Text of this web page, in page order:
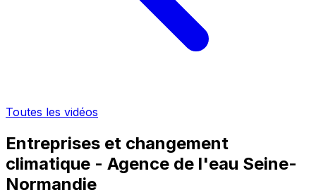
Toutes les vidéos
Entreprises et changement
climatique - Agence de l'eau Seine-
Normandie